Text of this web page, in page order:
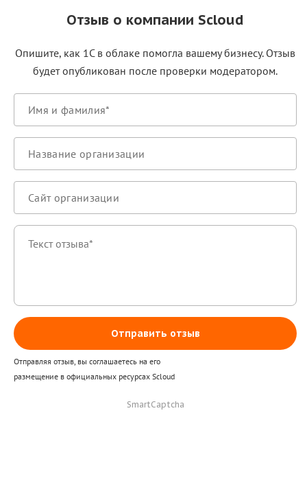
Отзыв о компании Scloud
Опишите, как 1С в облаке помогла вашему бизнесу. Отзыв
будет опубликован после проверки модератором.
Отправить отзыв
Отправляя отзыв, вы соглашаетесь на его
размещение в официальных ресурсах Scloud
SmartCaptcha